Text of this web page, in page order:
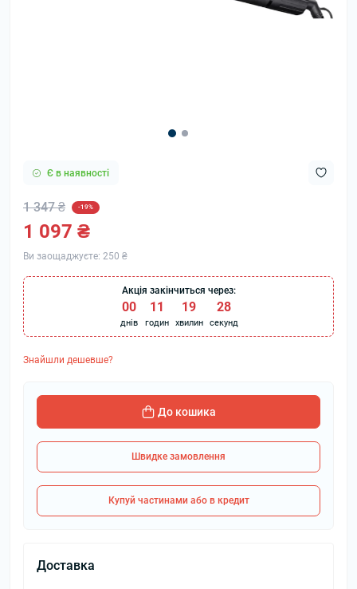
Є в наявності
1 347 ₴ -19%
1 097 ₴
Ви заощаджуєте: 250 ₴
Акція закінчиться через:
00
днів
11
годин
19
хвилин
28
секунд
Знайшли дешевше?
До кошика
Швидке замовлення
Купуй частинами або в кредит
Доставка